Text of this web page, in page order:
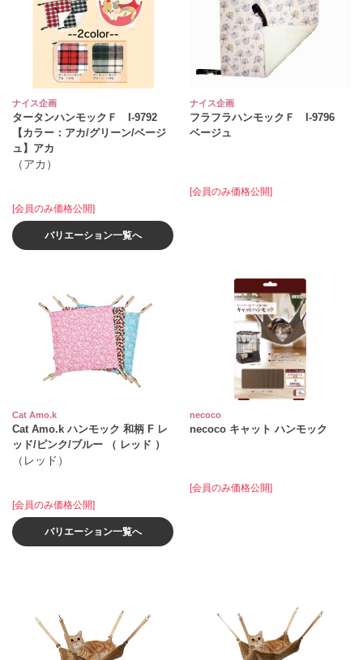
ナイス企画
タータンハンモックＦ I-9792
【カラー：アカ/グリーン/ベージ
ュ】アカ
（アカ）
[会員のみ価格公開]
バリエーション一覧へ
ナイス企画
フラフラハンモックＦ I-9796
ベージュ
[会員のみ価格公開]
Cat Amo.k
Cat Amo.k ハンモック 和柄 F レ
ッド/ピンク/ブルー （ レッド ）
（レッド）
[会員のみ価格公開]
バリエーション一覧へ
necoco
necoco キャット ハンモック
[会員のみ価格公開]